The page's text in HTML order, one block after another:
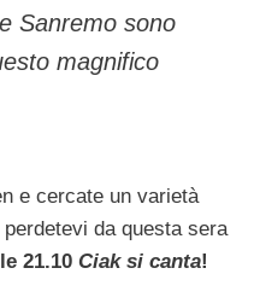
Sanremo sono
magnifico
e cercate un varietà
da questa sera
21.10 Ciak si canta!